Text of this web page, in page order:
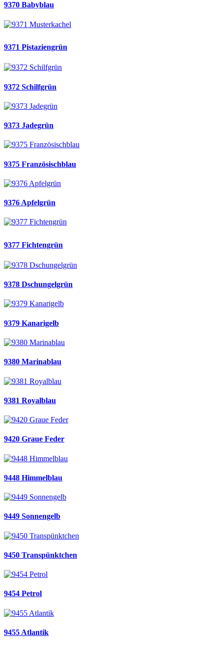
9370 Babyblau
9371 Pistaziengrün
9372 Schilfgrün
9373 Jadegrün
9375 Französischblau
9376 Apfelgrün
9377 Fichtengrün
9378 Dschungelgrün
9379 Kanarigelb
9380 Marinablau
9381 Royalblau
9420 Graue Feder
9448 Himmelblau
9449 Sonnengelb
9450 Transpünktchen
9454 Petrol
9455 Atlantik